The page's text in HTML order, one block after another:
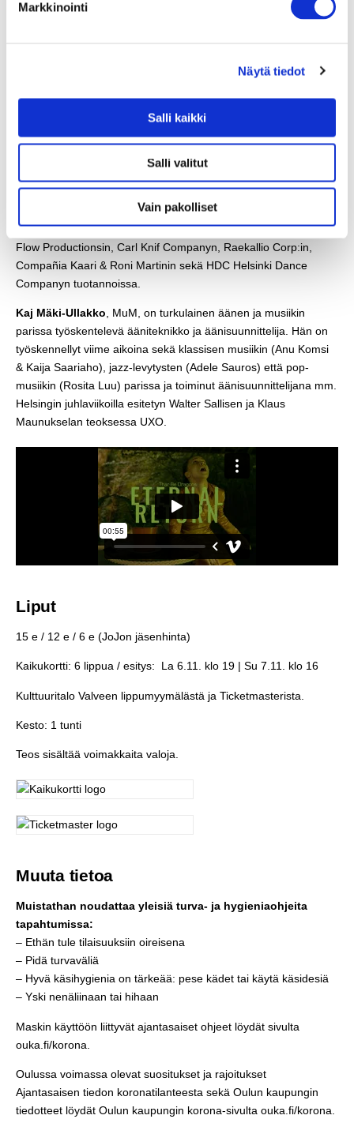
Markkinointi
Näytä tiedot
Salli kaikki
Salli valitut
Vain pakolliset
Oulun, Porin ja Seinäjoen kaupunginteattereissa sekä
musiikkimaalausten kanssa. Aino Koski on valmistunut Taiteen
maisteriksi Taideteollisesta korkeakoulusta vuonna 2012.
visualisti ja valotaiteilija. Hän on työskennellyt näyttämötaiteen ja
musiikin parissa yli kaksi vuosikymmentä sekä tehnyt
valotaideteoksia. Jukan suunnittelua näkee mm. Oululaisen
Flow Productionsin, Carl Knif Companyn, Raekallio Corp:in,
Compañia Kaari & Roni Martinin sekä HDC Helsinki Dance
Companyn tuotannoissa.
Kaj Mäki-Ullakko , MuM, on turkulainen äänen ja musiikin
parissa työskentelevä ääniteknikko ja äänisuunnittelija. Hän on
työskennellyt viime aikoina sekä klassisen musiikin (Anu Komsi
& Kaija Saariaho), jazz-levytysten (Adele Sauros) että pop-
musiikin (Rosita Luu) parissa ja toiminut äänisuunnittelijana mm.
Helsingin juhlaviikoilla esitetyn Walter Sallisen ja Klaus
Maunukselan teoksessa UXO.
Liput
15 e / 12 e / 6 e (JoJon jäsenhinta)
Kaikukortti: 6 lippua / esitys: La 6.11. klo 19 | Su 7.11. klo 16
Kulttuuritalo Valveen lippumyymälästä ja Ticketmasterista.
Kesto: 1 tunti
Teos sisältää voimakkaita valoja.
Muuta tietoa
Muistathan noudattaa yleisiä turva- ja hygieniaohjeita
tapahtumissa:
– Ethän tule tilaisuuksiin oireisena
– Pidä turvaväliä
– Hyvä käsihygienia on tärkeää: pese kädet tai käytä käsidesiä
– Yski nenäliinaan tai hihaan
Maskin käyttöön liittyvät ajantasaiset ohjeet löydät sivulta
ouka.fi/korona
Oulussa voimassa olevat suositukset ja rajoitukset
Ajantasaisen tiedon koronatilanteesta sekä Oulun kaupungin
tiedotteet löydät Oulun kaupungin korona-sivulta ouka.fi/korona.